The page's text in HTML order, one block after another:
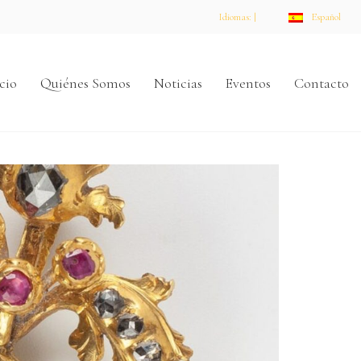
Idiomas: | Español
Quiénes Somos Noticias Eventos Contacto